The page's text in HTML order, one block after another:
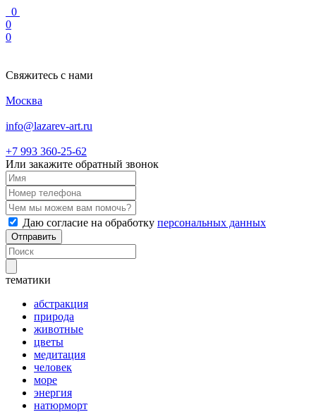
0
0
0
Свяжитесь с нами
Москва
info@lazarev-art.ru
+7 993 360‑25‑62
Или закажите обратный звонок
Даю согласие на обработку персональных данных
Отправить
тематики
абстракция
природа
животные
цветы
медитация
человек
море
энергия
натюрморт